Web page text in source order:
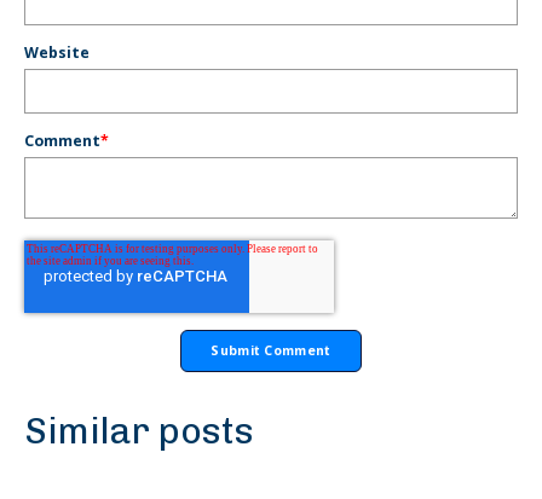
Website
Comment*
Similar posts